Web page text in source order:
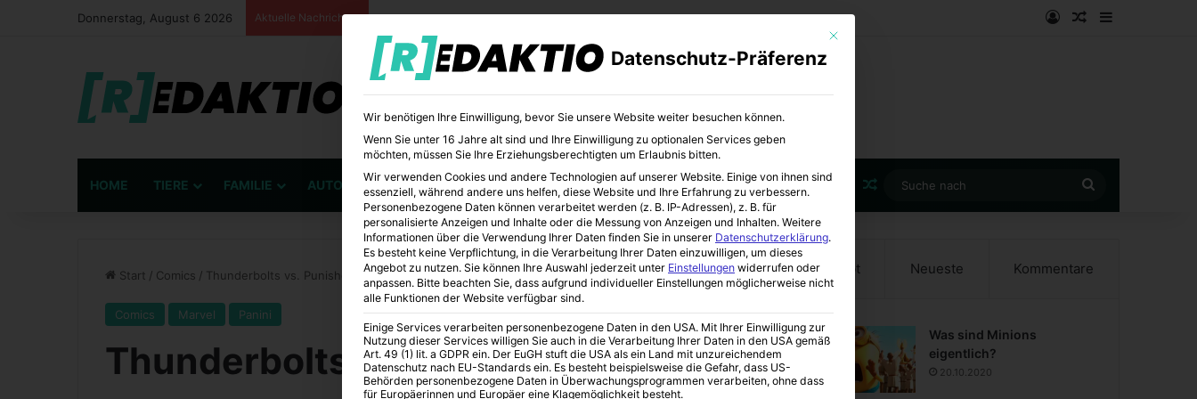
Donnerstag, August 6 2026 Aktuelle Nachrichten AnmeldenZufälliger
HOME TIERE FAMILIE AUTO BÜCHER BILDUNG KUNST Zufälliger Artikel
nach
Start / Comics / Thunderbolts vs. Punisher
Comics Marvel Panini
Thunderbolts vs. Punisher
Beliebt Neueste Kommentare
Was sind Minions
eigentlich?
20.10.2020
Mit diesem Button wird der Dialog geschlossen. Seine Funktionalität ist
Datenschutz-Präferenz
Wir benötigen Ihre Einwilligung, bevor Sie unsere Website weiter besuchen können.
Wenn Sie unter 16 Jahre alt sind und Ihre Einwilligung zu optionalen Services geben
möchten, müssen Sie Ihre Erziehungsberechtigten um Erlaubnis bitten.
Wir verwenden Cookies und andere Technologien auf unserer Website. Einige von ihnen sind
essenziell, während andere uns helfen, diese Website und Ihre Erfahrung zu verbessern.
Personenbezogene Daten können verarbeitet werden (z. B. IP-Adressen), z. B. für
personalisierte Anzeigen und Inhalte oder die Messung von Anzeigen und Inhalten. Weitere
Informationen über die Verwendung Ihrer Daten finden Sie in unserer Datenschutzerklärung.
Es besteht keine Verpflichtung, in die Verarbeitung Ihrer Daten einzuwilligen, um dieses
Angebot zu nutzen. Sie können Ihre Auswahl jederzeit unter Einstellungen widerrufen oder
anpassen. Bitte beachten Sie, dass aufgrund individueller Einstellungen möglicherweise nicht
alle Funktionen der Website verfügbar sind.
Einige Services verarbeiten personenbezogene Daten in den USA. Mit Ihrer Einwilligung zur
Nutzung dieser Services willigen Sie auch in die Verarbeitung Ihrer Daten in den USA gemäß
Art. 49 (1) lit. a GDPR ein. Der EuGH stuft die USA als ein Land mit unzureichendem
Datenschutz nach EU-Standards ein. Es besteht beispielsweise die Gefahr, dass US-
Behörden personenbezogene Daten in Überwachungsprogrammen verarbeiten, ohne dass
für Europäerinnen und Europäer eine Klagemöglichkeit besteht.